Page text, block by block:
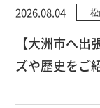
2026.08.04
【大洲市へ
ズや歴史をご